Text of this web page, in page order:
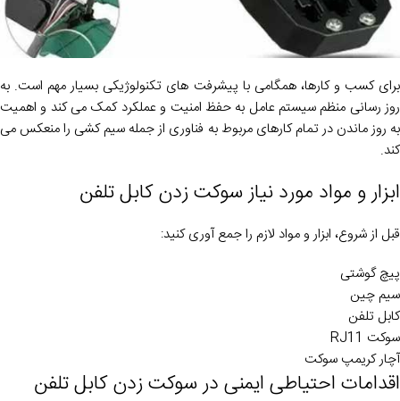
برای کسب و کارها، همگامی با پیشرفت های تکنولوژیکی بسیار مهم است. به
روز رسانی منظم سیستم عامل به حفظ امنیت و عملکرد کمک می کند و اهمیت
به روز ماندن در تمام کارهای مربوط به فناوری از جمله سیم کشی را منعکس می
کند.
ابزار و مواد مورد نیاز سوکت زدن کابل تلفن
قبل از شروع، ابزار و مواد لازم را جمع آوری کنید:
پیچ گوشتی
سیم چین
کابل تلفن
سوکت RJ11
آچار کریمپ سوکت
اقدامات احتیاطی ایمنی در سوکت زدن کابل تلفن